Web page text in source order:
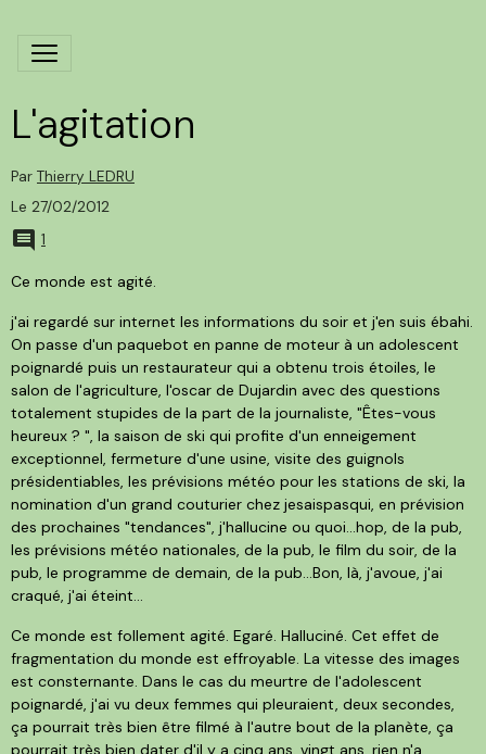
L'agitation
Par Thierry LEDRU
Le 27/02/2012
1
Ce monde est agité.
j'ai regardé sur internet les informations du soir et j'en suis ébahi.
On passe d'un paquebot en panne de moteur à un adolescent
poignardé puis un restaurateur qui a obtenu trois étoiles, le
salon de l'agriculture, l'oscar de Dujardin avec des questions
totalement stupides de la part de la journaliste, "Êtes-vous
heureux ? ", la saison de ski qui profite d'un enneigement
exceptionnel, fermeture d'une usine, visite des guignols
présidentiables, les prévisions météo pour les stations de ski, la
nomination d'un grand couturier chez jesaispasqui, en prévision
des prochaines "tendances", j'hallucine ou quoi...hop, de la pub,
les prévisions météo nationales, de la pub, le film du soir, de la
pub, le programme de demain, de la pub...Bon, là, j'avoue, j'ai
craqué, j'ai éteint...
Ce monde est follement agité. Egaré. Halluciné. Cet effet de
fragmentation du monde est effroyable. La vitesse des images
est consternante. Dans le cas du meurtre de l'adolescent
poignardé, j'ai vu deux femmes qui pleuraient, deux secondes,
ça pourrait très bien être filmé à l'autre bout de la planète, ça
pourrait très bien dater d'il y a cinq ans, vingt ans, rien n'a